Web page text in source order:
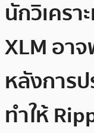
นักวิเคร
XLM อา
หลังการ
ทำให้